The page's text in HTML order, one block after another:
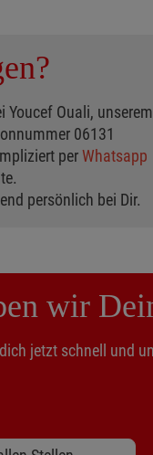
Youcef Ouali, unserem
06131
perWhatsapp
persönlich bei Dir.
wir
jetzt schnell und